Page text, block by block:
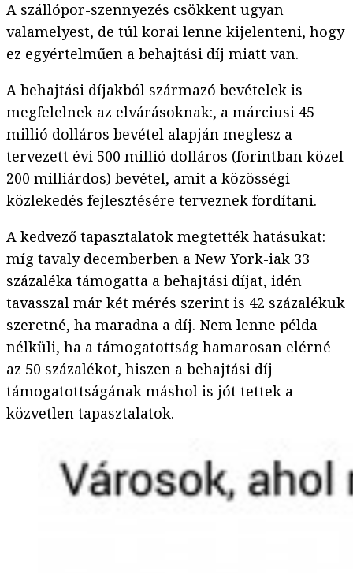
A szállópor-szennyezés csökkent ugyan
valamelyest, de túl korai lenne kijelenteni, hogy
ez egyértelműen a behajtási díj miatt van.
A behajtási díjakból származó bevételek is
megfelelnek az elvárásoknak:, a márciusi 45
millió dolláros bevétel alapján meglesz a
tervezett évi 500 millió dolláros (forintban közel
200 milliárdos) bevétel, amit a közösségi
közlekedés fejlesztésére terveznek fordítani.
A kedvező tapasztalatok megtették hatásukat:
míg tavaly decemberben a New York-iak 33
százaléka támogatta a behajtási díjat, idén
tavasszal már két mérés szerint is 42 százalékuk
szeretné, ha maradna a díj. Nem lenne példa
nélküli, ha a támogatottság hamarosan elérné
az 50 százalékot, hiszen a behajtási díj
támogatottságának máshol is jót tettek a
közvetlen tapasztalatok.